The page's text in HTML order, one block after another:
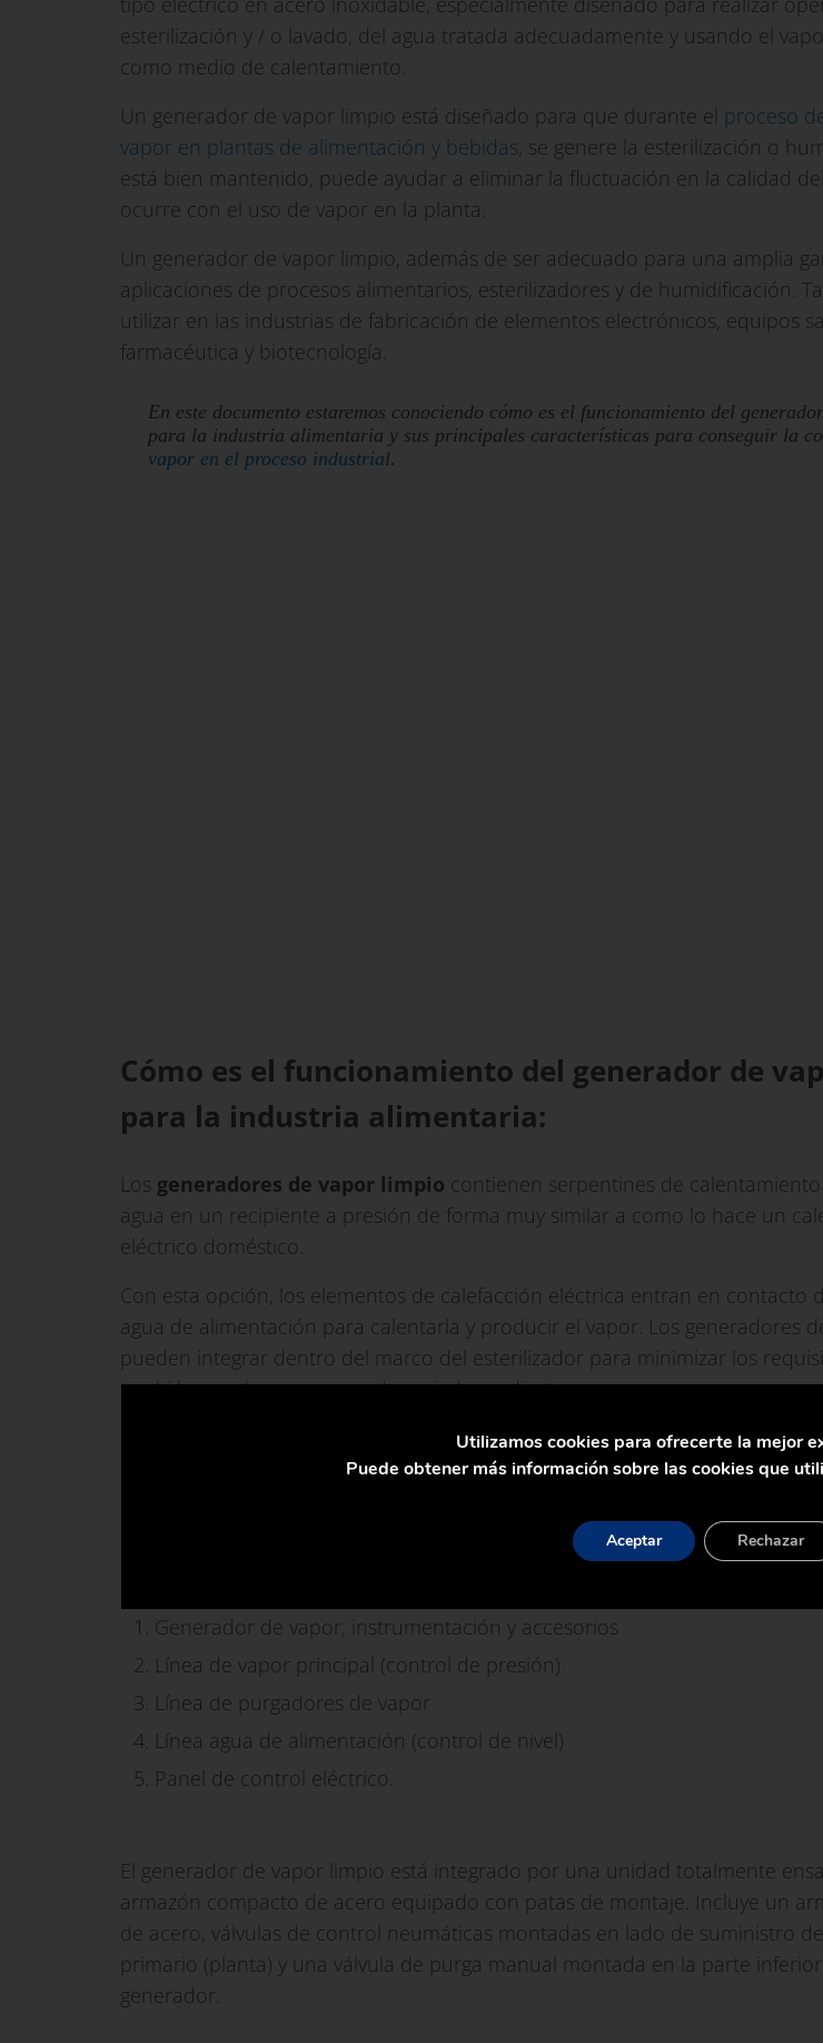
esterilización y / o lavado, del agua tratada adecuadamente y usando el
como medio de calentamiento.
Un generador de vapor limpio está diseñado para que durante el proceso
vapor en plantas de alimentación y bebidas, se genere la esterilización o
está bien mantenido, puede ayudar a eliminar la fluctuación en la calidad
ocurre con el uso de vapor en la planta.
Un generador de vapor limpio, además de ser adecuado para una amplia
aplicaciones de procesos alimentarios, esterilizadores y de humidificación.
utilizar en las industrias de fabricación de elementos electrónicos, equipos
farmacéutica y biotecnología.
En este documento estaremos conociendo cómo es el funcionamiento del
para la industria alimentaria y sus principales características para conseguir la
vapor en el proceso industrial.
Cómo es el funcionamiento del generador de
para la industria alimentaria:
Los generadores de vapor limpio contienen serpentines de
agua en un recipiente a presión de forma muy similar a como lo hace un
eléctrico doméstico.
Con esta opción, los elementos de calefacción eléctrica entran en contacto
agua de alimentación para calentarla y producir el vapor. Los generadores
pueden integrar dentro del marco del esterilizador para minimizar los
también pueden ser generadores independientes.
Los generadores de vapor limpio funcionan como los del tipo vapor a vapor
muy parecido al generador de vapor utilizado en casa para calentar agua
Generador de vapor, instrumentación y accesorios
Línea de vapor principal (control de presión)
Línea de purgadores de vapor
Línea agua de alimentación (control de nivel)
Panel de control eléctrico.
El generador de vapor limpio está integrado por una unidad totalmente
armazón compacto de acero equipado con patas de montaje. Incluye un
de acero, válvulas de control neumáticas montadas en lado de suministro
primario (planta) y una válvula de purga manual montada en la parte
generador.
Utilizamos cookies para ofrecerte la mejor
Puede obtener más información sobre las cookies que
Aceptar Rechazar